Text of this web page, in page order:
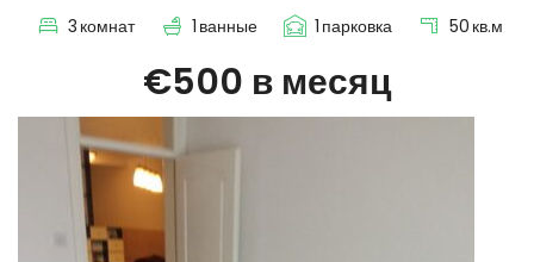
3 комнат 1 ванные 1 парковка 50 кв.м
€500 в месяц